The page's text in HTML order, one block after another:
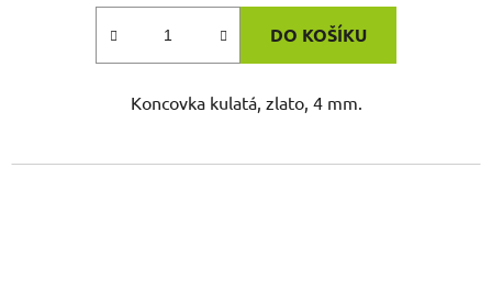
DO KOŠÍKU
Koncovka kulatá, zlato, 4 mm.